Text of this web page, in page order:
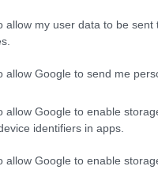
allow my user data to be
allow Google to send me
allow Google to enable
identifiers in apps.
allow Google to enable